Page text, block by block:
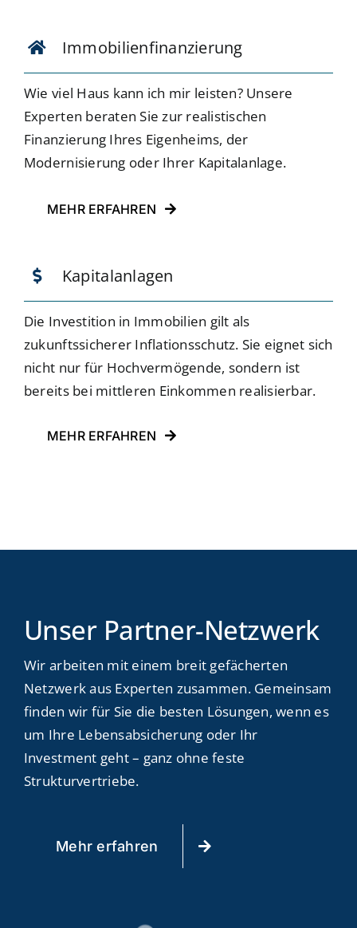
Immobilienfinanzierung
Wie viel Haus kann ich mir leisten? Unsere
Experten beraten Sie zur realistischen
Finanzierung Ihres Eigenheims, der
Modernisierung oder Ihrer Kapitalanlage.
MEHR ERFAHREN
Kapitalanlagen
Die Investition in Immobilien gilt als
zukunftssicherer Inflationsschutz. Sie eignet sich
nicht nur für Hochvermögende, sondern ist
bereits bei mittleren Einkommen realisierbar.
MEHR ERFAHREN
Unser Partner-Netzwerk
Wir arbeiten mit einem breit gefächerten
Netzwerk aus Experten zusammen. Gemeinsam
finden wir für Sie die besten Lösungen, wenn es
um Ihre Lebensabsicherung oder Ihr
Investment geht – ganz ohne feste
Strukturvertriebe.
Mehr erfahren